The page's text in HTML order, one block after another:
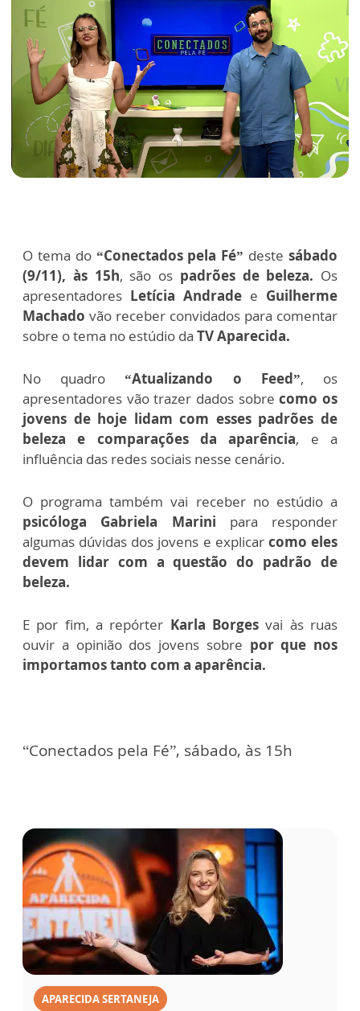
O tema do “Conectados pela Fé” destesábado
(9/11), às 15h, são os padrões de beleza. Os
apresentadores Letícia Andrade e Guilherme
Machado vão receber convidados para comentar
sobre o tema no estúdio da TV Aparecida.
No quadro “Atualizando o Feed”, os
apresentadores vão trazer dados sobrecomo os
jovens de hoje lidam com esses padrões de
beleza e comparações da aparência, e a
influência das redes sociais nesse cenário.
O programa também vai receber no estúdio a
psicóloga Gabriela Marini para responder
algumas dúvidas dos jovens e explicar como eles
devem lidar com a questão do padrão de
beleza.
E por fim, a repórter Karla Borges vai às ruas
ouvir a opinião dos jovens sobre por que nos
importamos tanto com a aparência.
“Conectados pela Fé”, sábado, às 15h
APARECIDA SERTANEJA